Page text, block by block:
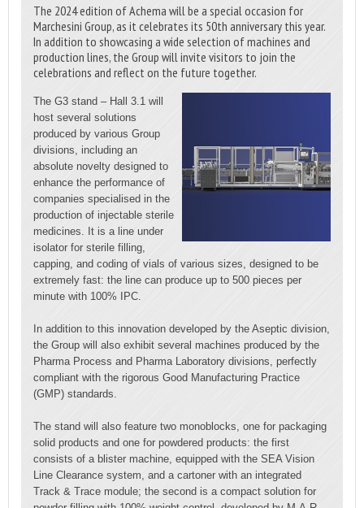
The 2024 edition of Achema will be a special occasion for
Marchesini Group, as it celebrates its 50th anniversary this year.
In addition to showcasing a wide selection of machines and
production lines, the Group will invite visitors to join the
celebrations and reflect on the future together.
The G3 stand – Hall 3.1 will
host several solutions
produced by various Group
divisions, including an
absolute novelty designed to
enhance the performance of
companies specialised in the
production of injectable sterile
medicines. It is a line under
isolator for sterile filling,
capping, and coding of vials of various sizes, designed to be
extremely fast: the line can produce up to 500 pieces per
minute with 100% IPC.
In addition to this innovation developed by the Aseptic division,
the Group will also exhibit several machines produced by the
Pharma Process and Pharma Laboratory divisions, perfectly
compliant with the rigorous Good Manufacturing Practice
(GMP) standards.
The stand will also feature two monoblocks, one for packaging
solid products and one for powdered products: the first
consists of a blister machine, equipped with the SEA Vision
Line Clearance system, and a cartoner with an integrated
Track & Trace module; the second is a compact solution for